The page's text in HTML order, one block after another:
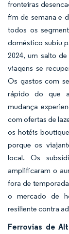
fronteiras
fim de semana e
todos os
doméstico subiu
2024, um salto
viagens se
Os gastos com
rápido do que
mudança
com ofertas de
os hotéis
porque os
local. Os
amplificaram o
fora de
o mercado de
resiliente contra
Ferrovias de